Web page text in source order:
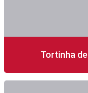
Tortinha